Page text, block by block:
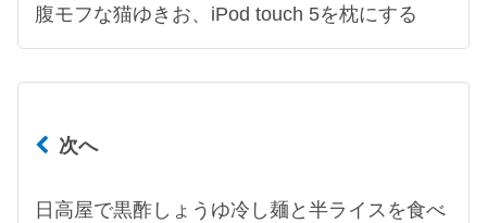
腹モフな猫ゆきお、iPod touch 5を枕にする
次へ
日高屋で黒酢しょうゆ冷し麺と半ライスを食べ